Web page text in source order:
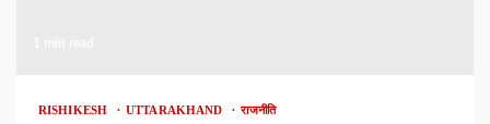
RISHIKESH UTTARAKHAND राजनीति